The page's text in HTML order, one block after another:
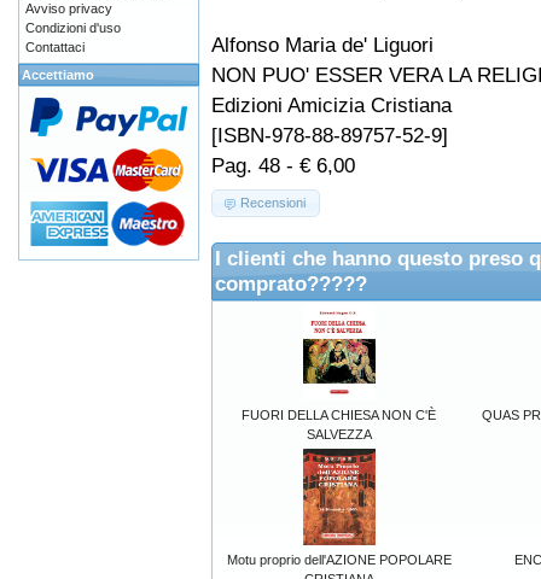
Alfonso Maria de' Liguori
NON PUO' ESSER VERA LA
Edizioni Amicizia Cristiana
[ISBN-978-88-89757-52-9]
Pag. 48 - € 6,00
Recensioni
I clienti che hanno questo preso
comprato?????
FUORI DELLA CHIESA NON C'È
SALVEZZA
QUAS
Motu proprio dell'AZIONE POPOLARE
Avviso privacy
Condizioni d'uso
Contattaci
Accettiamo